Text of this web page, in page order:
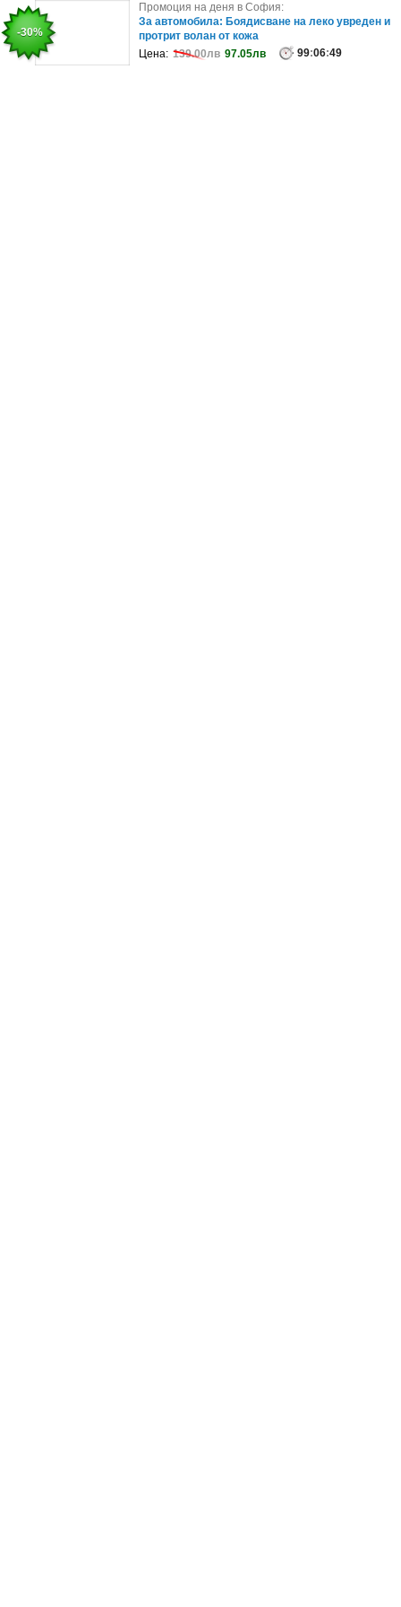
-75%
Промоция на деня в София:
Еднократна тренировка по Pilates Reformer
Цена: 40.00лв 9.90лв
-30%
Промоция на деня в София:
За автомобила: Боядисване на леко увреден и
протрит волан от кожа
Цена: 139.00лв 97.05лв 99:06:49